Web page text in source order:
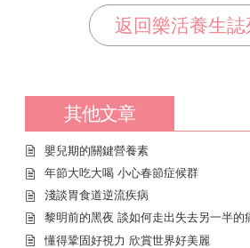
返回樂活養生誌
其他文章
嬰兒期的關鍵營養素
年節大吃大喝 小心春節症候群
淺談胃食道逆流疾病
黎明前的黑夜 談如何走出失去另一半的
懂得鞏固好視力 欣賞世界好美麗